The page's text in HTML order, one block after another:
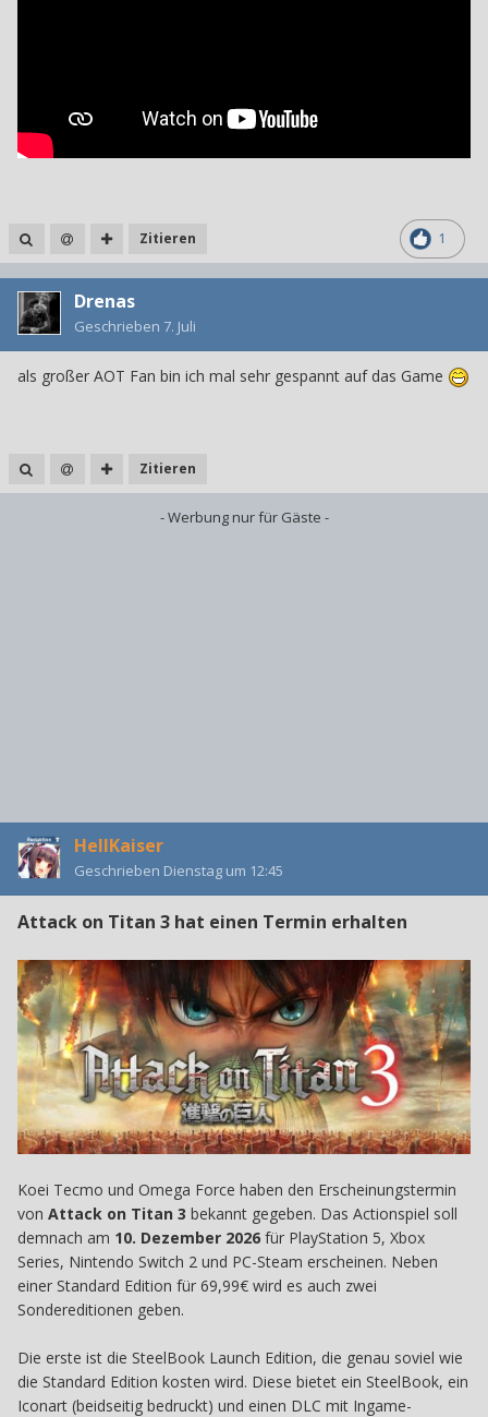
1
Zitieren
Drenas
Geschrieben 7. Juli
als großer AOT Fan bin ich mal sehr gespannt auf das Game
Zitieren
- Werbung nur für Gäste -
HellKaiser
Geschrieben Dienstag um 12:45
Attack on Titan 3 hat einen Termin erhalten
Koei Tecmo und Omega Force haben den Erscheinungstermin
von Attack on Titan 3 bekannt gegeben. Das Actionspiel soll
demnach am 10. Dezember 2026 für PlayStation 5, Xbox
Series, Nintendo Switch 2 und PC-Steam erscheinen. Neben
einer Standard Edition für 69,99€ wird es auch zwei
Sondereditionen geben.
Die erste ist die SteelBook Launch Edition, die genau soviel wie
die Standard Edition kosten wird. Diese bietet ein SteelBook, ein
Iconart (beidseitig bedruckt) und einen DLC mit Ingame-